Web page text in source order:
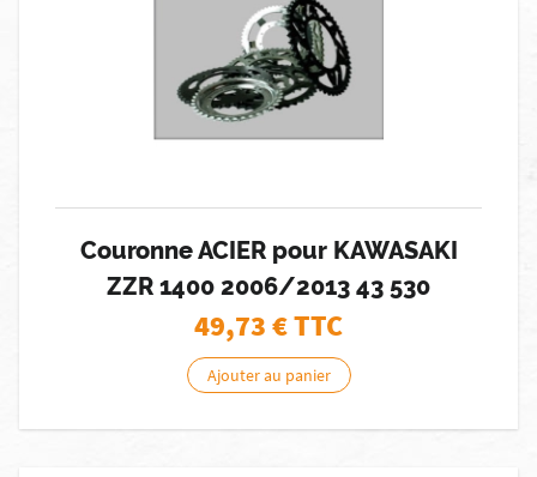
Couronne ACIER pour KAWASAKI
ZZR 1400 2006/2013 43 530
49,73€ TTC
Ajouter au panier